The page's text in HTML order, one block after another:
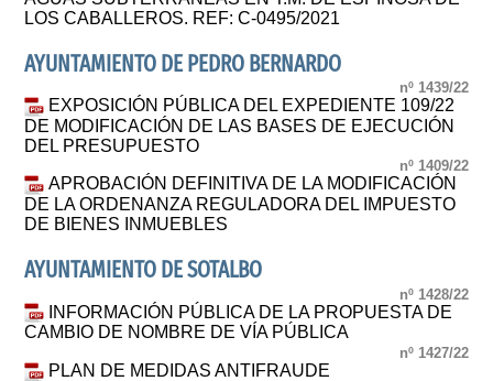
LOS CABALLEROS. REF: C-0495/2021
AYUNTAMIENTO DE PEDRO BERNARDO
nº 1439/22
EXPOSICIÓN PÚBLICA DEL EXPEDIENTE 109/22
DE MODIFICACIÓN DE LAS BASES DE EJECUCIÓN
DEL PRESUPUESTO
nº 1409/22
APROBACIÓN DEFINITIVA DE LA MODIFICACIÓN
DE LA ORDENANZA REGULADORA DEL IMPUESTO
DE BIENES INMUEBLES
AYUNTAMIENTO DE SOTALBO
nº 1428/22
INFORMACIÓN PÚBLICA DE LA PROPUESTA DE
CAMBIO DE NOMBRE DE VÍA PÚBLICA
nº 1427/22
PLAN DE MEDIDAS ANTIFRAUDE